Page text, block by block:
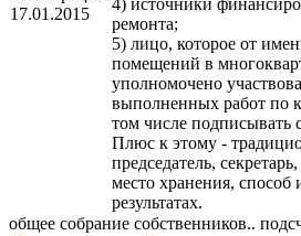
17.01.2015
ремонта;
5) лицо, которое от
помещений в
уполномочено
выполненных работ по
том числе подписывать
Плюс к этому -
председатель,
место хранения,
результатах.
общее собрание собственников..